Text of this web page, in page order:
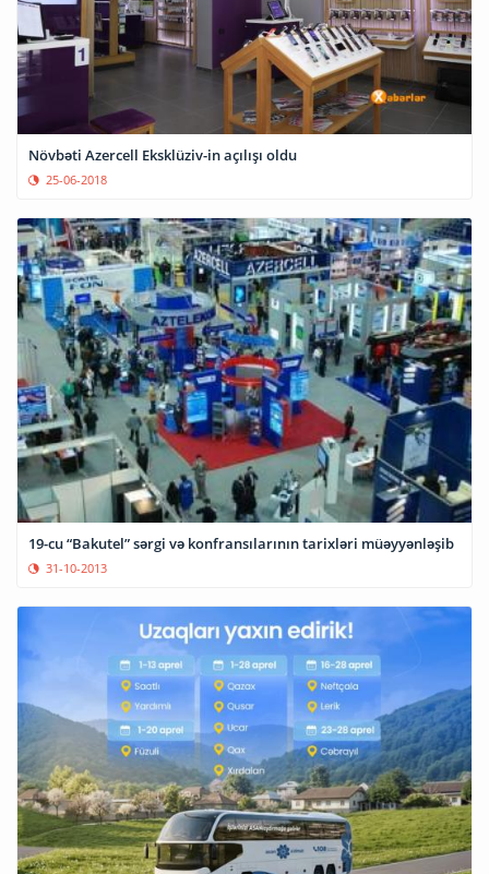
Növbəti Azercell Eksklüziv-in açılışı oldu
25-06-2018
19-cu “Bakutel” sərgi və konfransılarının tarixləri müəyyənləşib
31-10-2013